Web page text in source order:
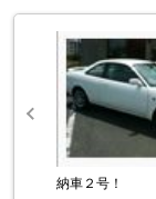
納車２号！